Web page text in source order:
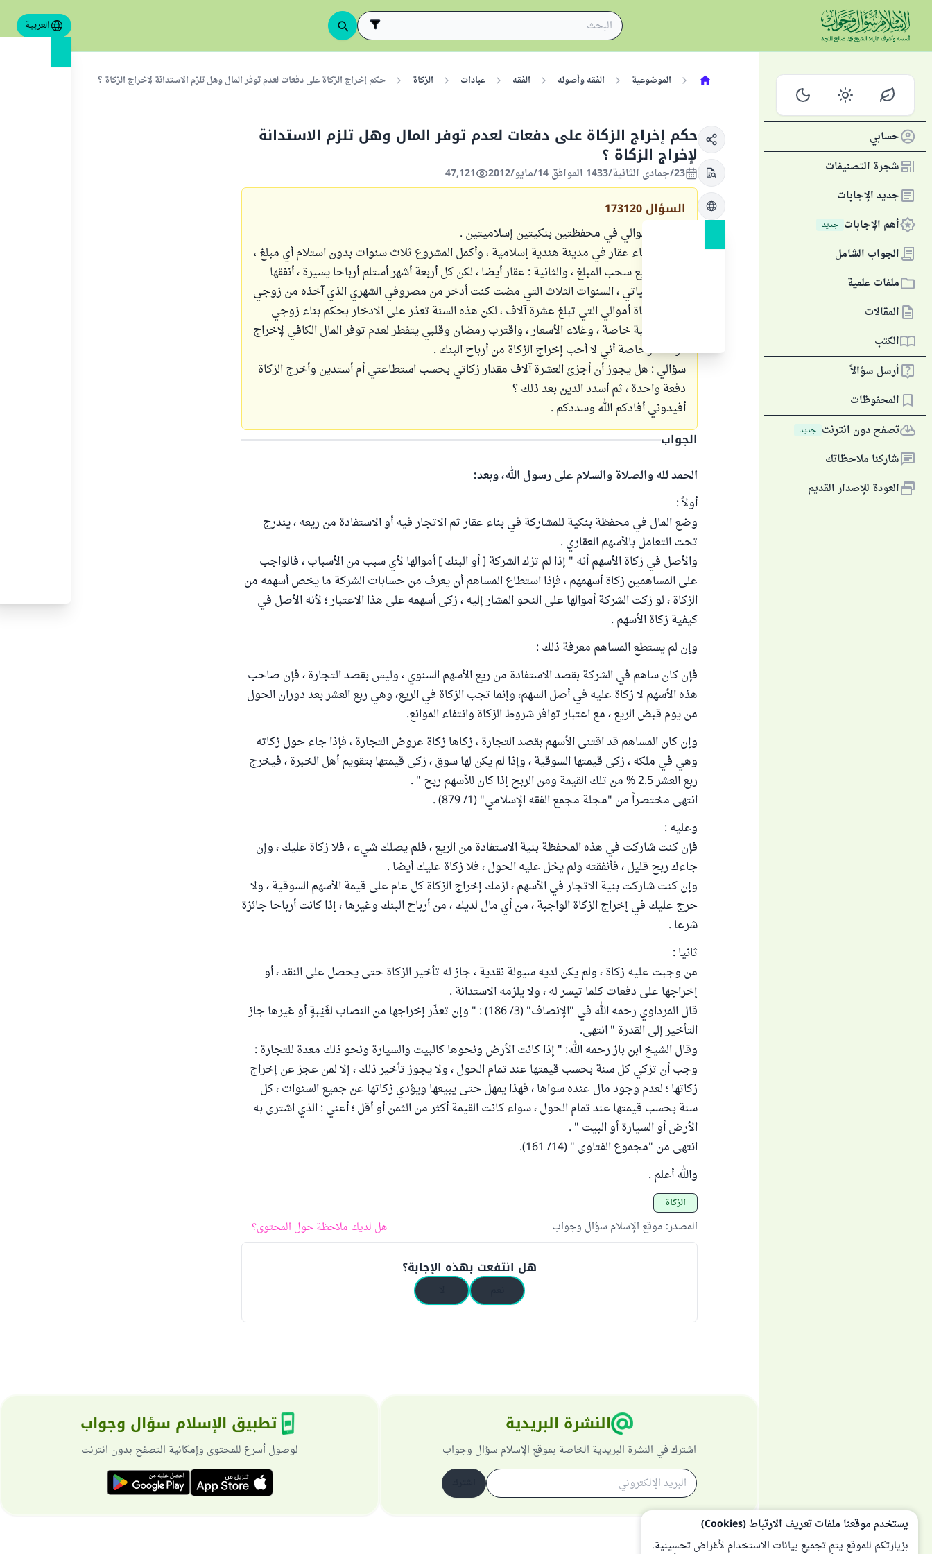
العربية
حسابي
شجرة التصنيفات
جديد الإجابات
أهم الإجابات جديد
الجواب الشامل
ملفات علمية
المقالات
الكتب
أرسل سؤالاً
المحفوظات
تصفح دون انترنت جديد
شاركنا ملاحظاتك
العودة للإصدار القديم
الموضوعية الفقه وأصوله الفقه عبادات الزكاة حكم إخراج الزكاة على دفعات لعدم توفر المال وهل تلزم الاستدانة لإخراج الزكاة ؟
حكم إخراج الزكاة على دفعات لعدم توفر المال وهل تلزم الاستدانة
لإخراج الزكاة ؟
23/جمادى الثانية/1433 الموافق 14/مايو/2012 47,121
السؤال 173120
وضعت أموالي في محفظتين بنكيتين إسلاميتين .
الأولى : بناء عقار في مدينة هندية إسلامية ، وأكمل المشروع ثلاث سنوات بدون استلام أي مبلغ ،
ولا أستطيع سحب المبلغ ، والثانية : عقار أيضا ، لكن كل أربعة أشهر أستلم أرباحا يسيرة ، أنفقها
على حاجياتي ، السنوات الثلاث التي مضت كنت أدخر من مصروفي الشهري الذي آخذه من زوجي
وأخرج زكاة أموالي التي تبلغ عشرة آلاف ، لكن هذه السنة تعذر على الادخار بحكم بناء زوجي
لفيلا سكنية خاصة ، وغلاء الأسعار ، واقترب رمضان وقلبي يتفطر لعدم توفر المال الكافي لإخراج
الزكاة ، وخاصة أني لا أحب إخراج الزكاة من أرباح البنك .
سؤالي : هل يجوز أن أجزئ العشرة آلاف مقدار زكاتي بحسب استطاعتي أم أستدين وأخرج الزكاة
دفعة واحدة ، ثم أسدد الدين بعد ذلك ؟
أفيدوني أفادكم الله وسددكم .
الجواب
الحمد لله والصلاة والسلام على رسول الله، وبعد:
أولاً :
وضع المال في محفظة بنكية للمشاركة في بناء عقار ثم الاتجار فيه أو الاستفادة من ريعه ، يندرج
تحت التعامل بالأسهم العقاري .
والأصل في زكاة الأسهم أنه " إذا لم تزك الشركة [ أو البنك ] أموالها لأي سبب من الأسباب ، فالواجب
على المساهمين زكاة أسهمهم ، فإذا استطاع المساهم أن يعرف من حسابات الشركة ما يخص أسهمه من
الزكاة ، لو زكت الشركة أموالها على النحو المشار إليه ، زكى أسهمه على هذا الاعتبار ؛ لأنه الأصل في
كيفية زكاة الأسهم .
وإن لم يستطع المساهم معرفة ذلك :
فإن كان ساهم في الشركة بقصد الاستفادة من ريع الأسهم السنوي ، وليس بقصد التجارة ، فإن صاحب
هذه الأسهم لا زكاة عليه في أصل السهم، وإنما تجب الزكاة في الريع، وهي ربع العشر بعد دوران الحول
من يوم قبض الريع ، مع اعتبار توافر شروط الزكاة وانتفاء الموانع.
وإن كان المساهم قد اقتنى الأسهم بقصد التجارة ، زكاها زكاة عروض التجارة ، فإذا جاء حول زكاته
وهي في ملكه ، زكى قيمتها السوقية ، وإذا لم يكن لها سوق ، زكى قيمتها بتقويم أهل الخبرة ، فيخرج
ربع العشر 2.5 % من تلك القيمة ومن الربح إذا كان للأسهم ربح " .
انتهى مختصراً من "مجلة مجمع الفقه الإسلامي" (1/ 879) .
وعليه :
فإن كنت شاركت في هذه المحفظة بنية الاستفادة من الريع ، فلم يصلك شيء ، فلا زكاة عليك ، وإن
جاءك ربح قليل ، فأنفقته ولم يحُل عليه الحول ، فلا زكاة عليك أيضا .
وإن كنت شاركت بنية الاتجار في الأسهم ، لزمك إخراج الزكاة كل عام على قيمة الأسهم السوقية ، ولا
حرج عليك في إخراج الزكاة الواجبة ، من أي مال لديك ، من أرباح البنك وغيرها ، إذا كانت أرباحا جائزة
شرعا .
ثانيا :
من وجبت عليه زكاة ، ولم يكن لديه سيولة نقدية ، جاز له تأخير الزكاة حتى يحصل على النقد ، أو
إخراجها على دفعات كلما تيسر له ، ولا يلزمه الاستدانة .
قال المرداوي رحمه الله في "الإنصاف" (3/ 186) : " وإن تعذّر إخراجها من النصاب لغَيْبةٍ أو غيرها جاز
التأخير إلى القدرة " انتهى.
وقال الشيخ ابن باز رحمه الله: " إذا كانت الأرض ونحوها كالبيت والسيارة ونحو ذلك معدة للتجارة :
وجب أن تزكي كل سنة بحسب قيمتها عند تمام الحول ، ولا يجوز تأخير ذلك ، إلا لمن عجز عن إخراج
زكاتها ؛ لعدم وجود مال عنده سواها ، فهذا يمهل حتى يبيعها ويؤدي زكاتها عن جميع السنوات ، كل
سنة بحسب قيمتها عند تمام الحول ، سواء كانت القيمة أكثر من الثمن أو أقل ؛ أعني : الذي اشترى به
الأرض أو السيارة أو البيت " .
انتهى من "مجموع الفتاوى " (14/ 161).
والله أعلم .
الزكاة
المصدر: موقع الإسلام سؤال وجواب هل لديك ملاحظة حول المحتوى؟
هل انتفعت بهذه الإجابة؟
النشرة البريدية
اشترك في النشرة البريدية الخاصة بموقع الإسلام سؤال وجواب
تطبيق الإسلام سؤال وجواب
لوصول أسرع للمحتوى وإمكانية التصفح بدون انترنت
يستخدم موقعنا ملفات تعريف الارتباط (Cookies)
بزيارتكم للموقع يتم تجميع بيانات الاستخدام لأغراض تحسينية.